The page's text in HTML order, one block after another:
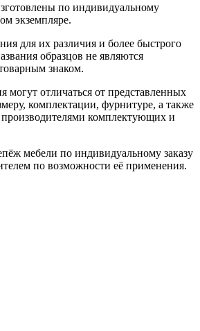
по индивидуальному
экземпляре.
для их различия и более быстрого
образцов не являются
знаком.
могут отличаться от представленных
комплектации, фурнитуре, а также
комплектующих и
мебели по индивидуальному заказу
по возможности её применения.